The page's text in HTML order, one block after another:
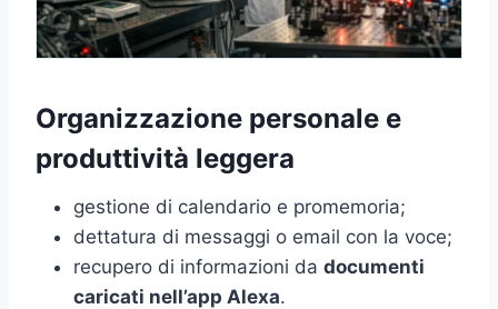
Organizzazione personale e
produttività leggera
gestione di calendario e promemoria;
dettatura di messaggi o email con la voce;
recupero di informazioni da documenti
caricati nell’app Alexa.